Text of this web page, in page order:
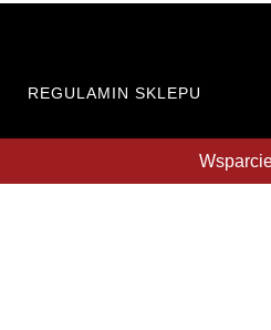
REGULAMIN SKLEPU